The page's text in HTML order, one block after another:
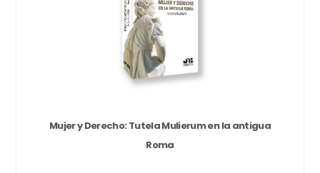
Mujer y Derecho: Tutela Mulierum en la antigua
Roma